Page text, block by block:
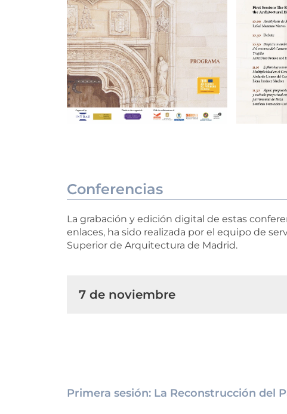
Conferencias
La grabación y edición digital de estas
enlaces, ha sido realizada por el equipo de
Superior de Arquitectura de Madrid.
7 de noviembre
Primera sesión: La Reconstrucción del